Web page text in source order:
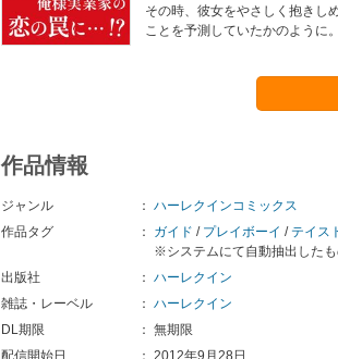
その時、彼女をやさしく抱きし
ことを予測していたかのように。
作品情報
ジャンル ： ハーレクインコミックス
作品タグ
： ガイド / プレイボーイ /テイス
※システムにて自動抽出した
出版社
： ハーレクイン
雑誌・レーベル
： ハーレクイン
DL期限
： 無期限
配信開始日
： 2012年9月28日